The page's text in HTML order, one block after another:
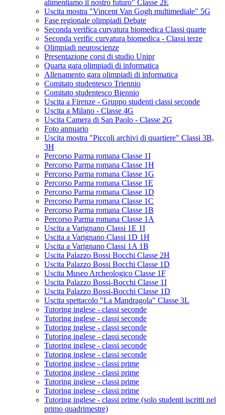
alimentiamo il nostro futuro" Classe 2E
Uscita mostra "Vincent Van Gogh multimediale" 5G
Fase regionale olimpiadi Debate
Seconda verifica curvatura biomedica Classi quarte
Seconda verific curvatura biomedica - Classi terze
Olimpiadi neuroscienze
Presentazione corsi di studio Unipr
Quarta gara olimpiadi di informatica
Allenamento gara olimpiadi di informatica
Comitato studentesco Triennio
Comitato studentesco Biennio
Uscita a Firenze - Gruppo studenti classi seconde
Uscita a Milano - Classe 4G
Uscita Camera di San Paolo - Classe 2G
Foto annuario
Uscita mostra "Piccoli archivi di quartiere" Classi 3B,
3H
Percorso Parma romana Classe 1I
Percorso Parma romana Classe 1H
Percorso Parma romana Classe 1G
Percorso Parma romana Classe 1E
Percorso Parma romana Classe 1D
Percorso Parma romana Classe 1C
Percorso Parma romana Classe 1B
Percorso Parma romana Classe 1A
Uscita a Varignano Classi 1E 1I
Uscita a Varignano Classi 1D 1H
Uscita a Varignano Classi 1A 1B
Uscita Palazzo Bossi Bocchi Classe 2H
Uscita Palazzo Bossi Bocchi Classe 1D
Uscita Museo Archeologico Classe 1F
Uscita Palazzo Bossi-Bocchi Classe 1I
Uscita Palazzo Bossi-Bocchi Classe 1D
Uscita spettacolo "La Mandragola" Classe 3L
Tutoring inglese - classi seconde
Tutoring inglese - classi seconde
Tutoring inglese - classi seconde
Tutoring inglese - classi seconde
Tutoring inglese - classi seconde
Tutoring inglese - classi seconde
Tutoring inglese - classi prime
Tutoring inglese - classi prime
Tutoring inglese - classi prime
Tutoring inglese - classi prime
Tutoring inglese - classi prime (solo studenti iscritti nel
primo quadrimestre)